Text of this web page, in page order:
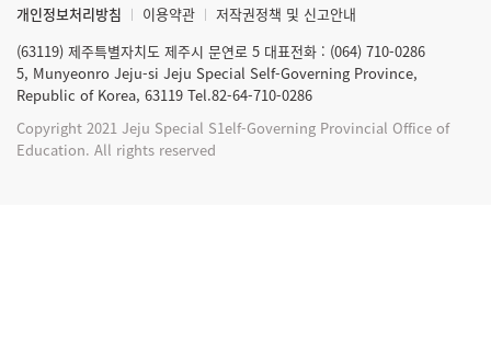
개인정보처리방침 이용약관
저작권정책 및 신고안내
(63119) 제주특별자치도 제주시 문연로 5 대표전화 : (064) 710-0286
5, Munyeonro Jeju-si Jeju Special Self-Governing Province,
Republic of Korea, 63119 Tel.82-64-710-0286
Copyright 2021 Jeju Special S1elf-Governing Provincial Office of
Education. All rights reserved